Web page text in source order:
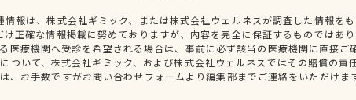
情報は、株式会社ギミック、または株式会社ウェルネスが調査した情報を
け正確な情報掲載に努めておりますが、内容を完全に保証するものではあ
医療機関へ受診を希望される場合は、事前に必ず該当の医療機関に直接ご
ついて、株式会社ギミック、および株式会社ウェルネスではその賠償の責
、お手数ですがお問い合わせフォームより編集部までご連絡をいただけま